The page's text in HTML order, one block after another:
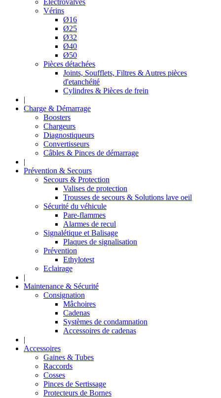
Electrovalves
Vérins
Ø16
Ø25
Ø32
Ø40
Ø50
Pièces détachées
Joints, Soufflets, Filtres & Autres pièces
d'etanchéité
Cylindres & Pièces de frein
|
Charge & Démarrage
Boosters
Chargeurs
Diagnostiqueurs
Convertisseurs
Câbles & Pinces de démarrage
|
Prévention & Secours
Secours & Protection
Valises de protection
Trousses de secours & Solutions lave oeil
Sécurité du véhicule
Pare-flammes
Alarmes de recul
Signalétique et Balisage
Plaques de signalisation
Prévention
Ethylotest
Eclairage
|
Maintenance & Sécurité
Consignation
Mâchoires
Cadenas
Systèmes de condamnation
Accessoires de cadenas
|
Accessoires
Gaines & Tubes
Raccords
Cosses
Pinces de Sertissage
Protecteurs de Bornes